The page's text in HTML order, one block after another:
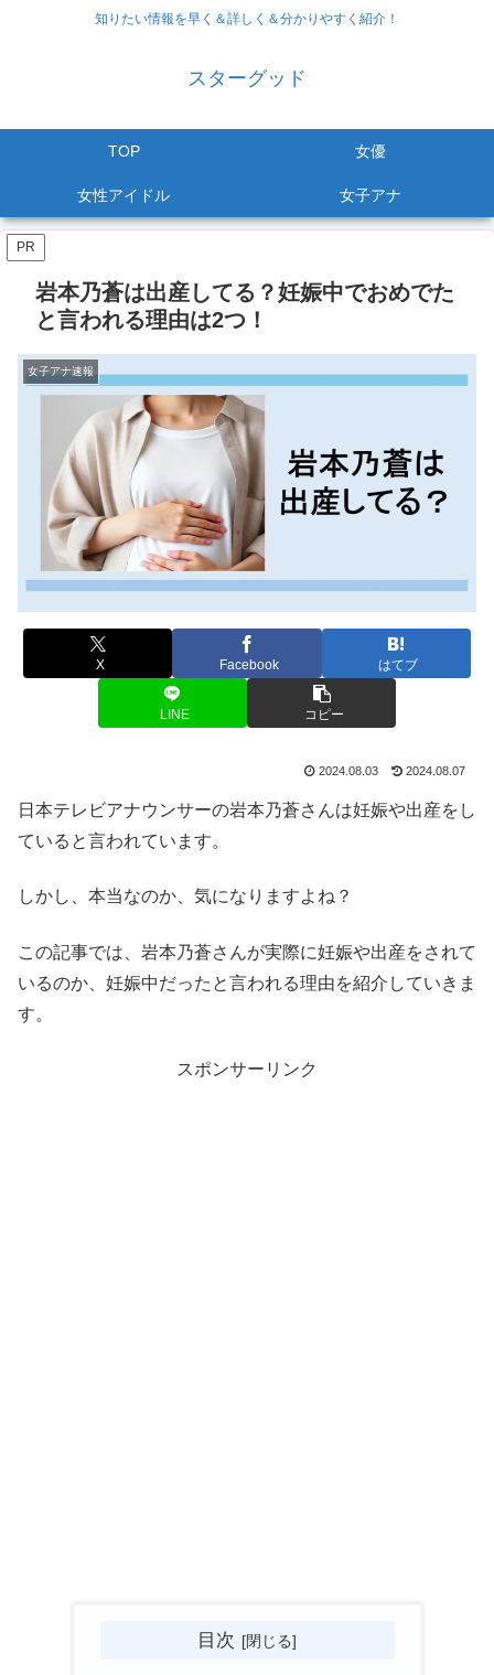
知りたい情報を早く＆詳しく＆分かりやすく紹介！
スターグッド
TOP 女優
女性アイドル 女子アナ
PR
岩本乃蒼は出産してる？妊娠中でおめでた
と言われる理由は2つ！
女子アナ速報
X Facebook はてブ
LINE コピー
2024.08.03 2024.08.07
日本テレビアナウンサーの岩本乃蒼さんは妊娠や出産をし
ていると言われています。
しかし、本当なのか、気になりますよね？
この記事では、岩本乃蒼さんが実際に妊娠や出産をされて
いるのか、妊娠中だったと言われる理由を紹介していきま
す。
スポンサーリンク
目次